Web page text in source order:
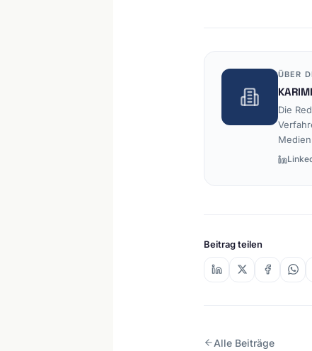
ÜBER
Die
Beitrag teilen
Alle Beiträge